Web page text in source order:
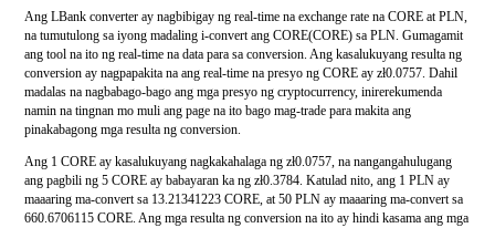
Ang LBank converter ay nagbibigay ng real-time na exchange rate na CORE at PLN,
na tumutulong sa iyong madaling i-convert ang CORE(CORE) sa PLN. Gumagamit
ang tool na ito ng real-time na data para sa conversion. Ang kasalukuyang resulta ng
conversion ay nagpapakita na ang real-time na presyo ng CORE ay zł0.0757. Dahil
madalas na nagbabago-bago ang mga presyo ng cryptocurrency, inirerekumenda
namin na tingnan mo muli ang page na ito bago mag-trade para makita ang
pinakabagong mga resulta ng conversion.
Ang 1 CORE ay kasalukuyang nagkakahalaga ng zł0.0757, na nangangahulugang
ang pagbili ng 5 CORE ay babayaran ka ng zł0.3784. Katulad nito, ang 1 PLN ay
maaaring ma-convert sa 13.21341223 CORE, at 50 PLN ay maaaring ma-convert sa
660.6706115 CORE. Ang mga resulta ng conversion na ito ay hindi kasama ang mga